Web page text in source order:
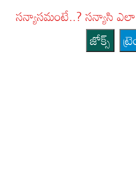
సన్యాసమంటే..? సన్యాసి ఎలా
జోక్స్